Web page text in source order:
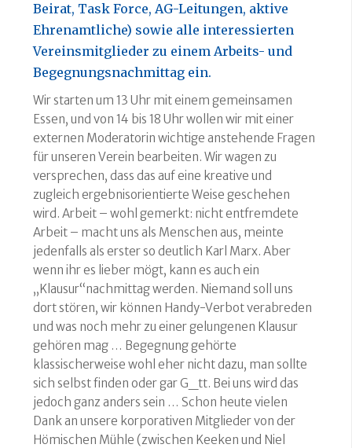
Beirat, Task Force, AG-Leitungen, aktive
Ehrenamtliche) sowie alle interessierten
Vereinsmitglieder zu einem Arbeits- und
Begegnungsnachmittag ein.
Wir starten um 13 Uhr mit einem gemeinsamen
Essen, und von 14 bis 18 Uhr wollen wir mit einer
externen Moderatorin wichtige anstehende Fragen
für unseren Verein bearbeiten. Wir wagen zu
versprechen, dass das auf eine kreative und
zugleich ergebnisorientierte Weise geschehen
wird. Arbeit – wohl gemerkt: nicht entfremdete
Arbeit – macht uns als Menschen aus, meinte
jedenfalls als erster so deutlich Karl Marx. Aber
wenn ihr es lieber mögt, kann es auch ein
„Klausur“nachmittag werden. Niemand soll uns
dort stören, wir können Handy-Verbot verabreden
und was noch mehr zu einer gelungenen Klausur
gehören mag … Begegnung gehörte
klassischerweise wohl eher nicht dazu, man sollte
sich selbst finden oder gar G_tt. Bei uns wird das
jedoch ganz anders sein … Schon heute vielen
Dank an unsere korporativen Mitglieder von der
Hömischen Mühle (zwischen Keeken und Niel